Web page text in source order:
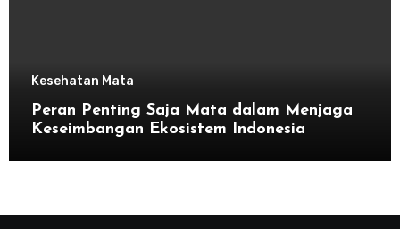
Kesehatan Mata
Peran Penting Saja Mata dalam Menjaga
Keseimbangan Ekosistem Indonesia